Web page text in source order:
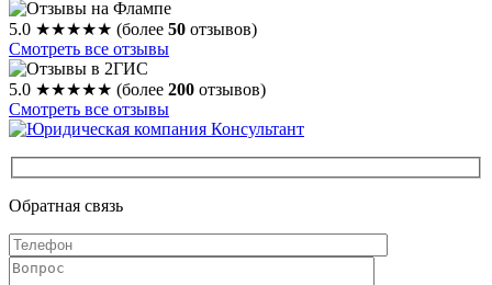
5.0 ★★★★★ (более 50 отзывов)
Смотреть все отзывы
5.0 ★★★★★ (более 200 отзывов)
Смотреть все отзывы
Обратная связь